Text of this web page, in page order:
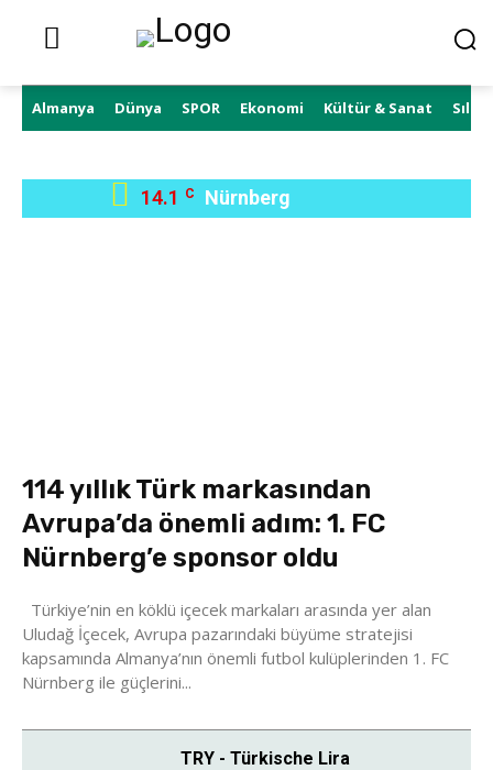
Almanya Dünya SPOR Ekonomi Kültür & Sanat Sıla
14.1 C Nürnberg
114 yıllık Türk markasından
Avrupa’da önemli adım: 1. FC
Nürnberg’e sponsor oldu
Uludağ İçecek, Avrupa pazarındaki büyüme stratejisi
kapsamında Almanya’nın önemli futbol kulüplerinden 1. FC
Nürnberg ile güçlerini...
TRY - Türkische Lira